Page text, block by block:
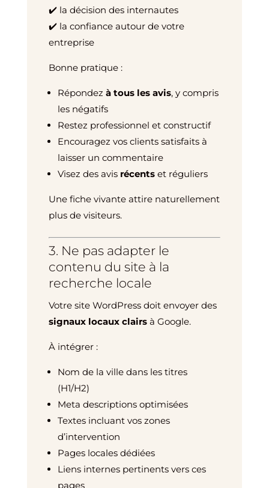
✔️ la décision des internautes
✔️ la confiance autour de votre
entreprise
Bonne pratique :
Répondez à tous les avis, y compris
les négatifs
Restez professionnel et constructif
Encouragez vos clients satisfaits à
laisser un commentaire
Visez des avis récentset réguliers
Une fiche vivante attire naturellement
plus de visiteurs.
3. Ne pas adapter le
contenu du site à la
recherche locale
Votre site WordPress doit envoyer des
signaux locaux clairsà Google.
À intégrer :
Nom de la ville dans les titres
(H1/H2)
Meta descriptions optimisées
Textes incluant vos zones
d’intervention
Pages locales dédiées
Liens internes pertinents vers ces
pages